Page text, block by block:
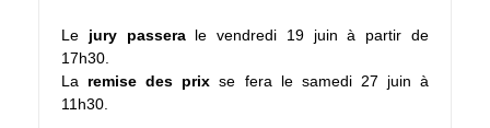
Le jury passerale vendredi 19 juin à partir de
17h30.
La remise des prix se fera le samedi 27 juin à
11h30.